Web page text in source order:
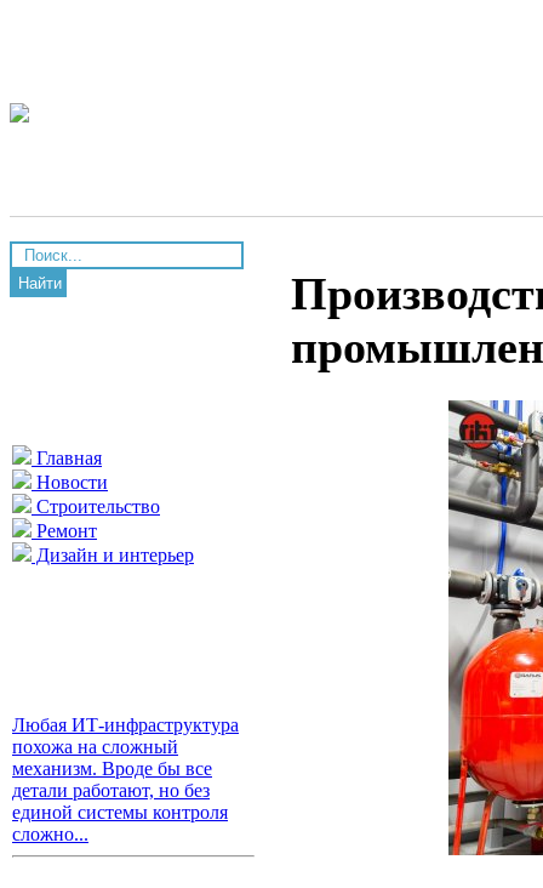
Найти
Главная
Новости
Строительство
Ремонт
Дизайн и интерьер
Любая ИТ-инфраструктура
похожа на сложный
механизм. Вроде бы все
детали работают, но без
единой системы контроля
сложно...